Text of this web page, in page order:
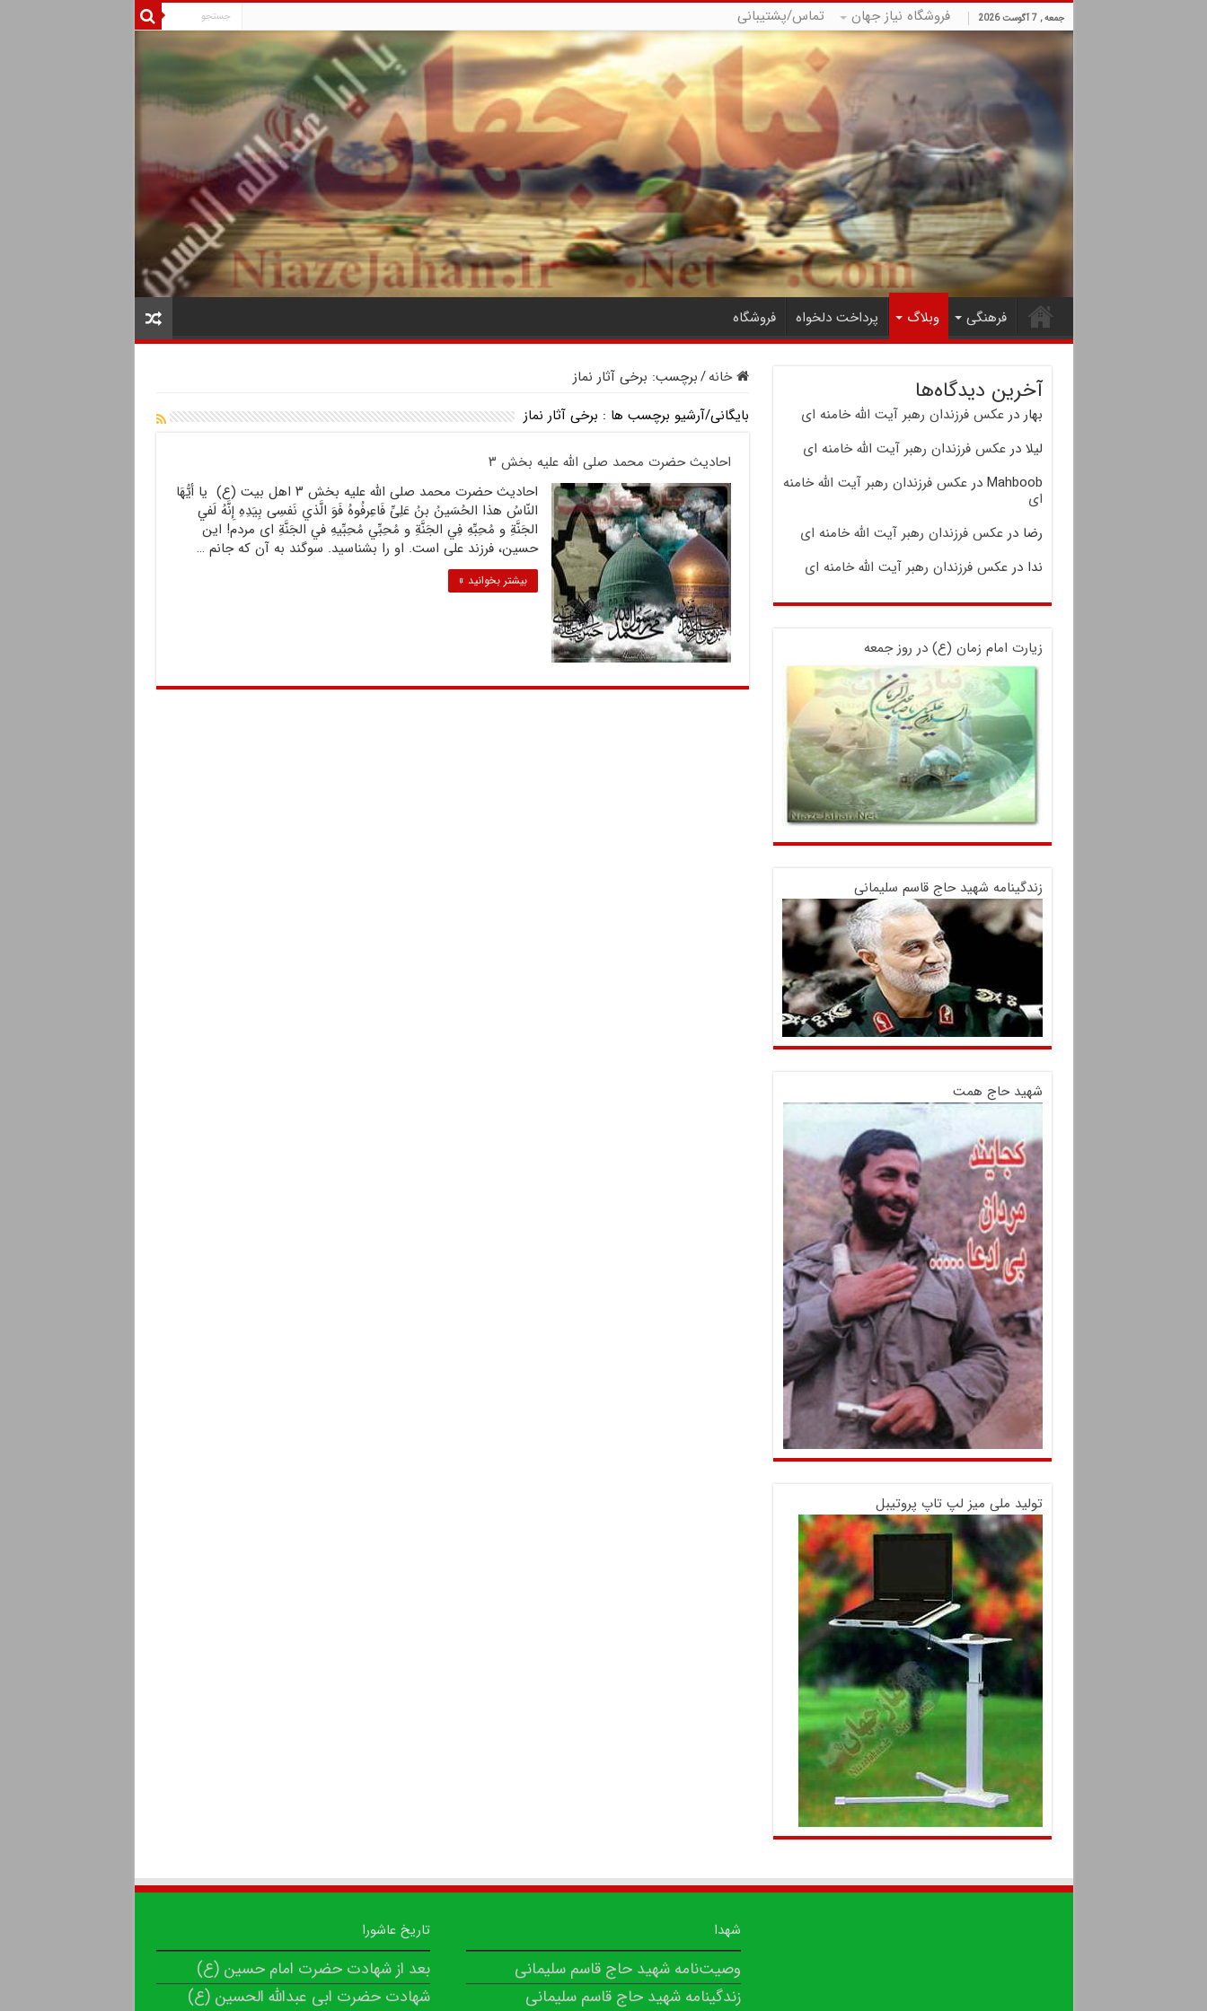
جمعه , 7 آگوست 2026 فروشگاه نیاز جهان تماس/پشتیبانی
فرهنگی وبلاگ پرداخت دلخواه فروشگاه
خانه/برچسب: برخی آثار نماز
بایگانی/آرشیو برچسب ها : برخی آثار نماز
احادیث حضرت محمد صلى الله علیه بخش ۳
احادیث حضرت محمد صلى الله علیه بخش ۳ اهل بیت (ع) يا أيُّهَا
النّاسُ هذا الحُسَينُ بنُ عَلِىِّ فَاعِرفُوهُ فَوَ الَّذي نَفسِى بِيَدِهِ إِنَّهُ لَفي
الجَنَّةِ و مُحِبِّهِ فِي الجَنَّةِ و مُحِبِّي مُحِبِّيهِ في الجَنَّةِ اى مردم! اين
حسين، فرزند على است. او را بشناسيد. سوگند به آن كه جانم …
بیشتر بخوانید »
آخرین دیدگاه‌ها
بهار درعکس فرزندان رهبر آیت الله خامنه ای
لیلا درعکس فرزندان رهبر آیت الله خامنه ای
Mahboob درعکس فرزندان رهبر آیت الله خامنه
ای
رضا درعکس فرزندان رهبر آیت الله خامنه ای
ندا درعکس فرزندان رهبر آیت الله خامنه ای
زیارت امام زمان (ع) در روز جمعه
زندگینامه شهید حاج قاسم سلیمانی
شهید حاج همت
تولید ملی میز لپ تاپ پروتیبل
شهدا
وصیت‌نامه شهید حاج قاسم سلیمانی
زندگینامه شهید حاج قاسم سلیمانی
تاریخ عاشورا
بعد از شهادت حضرت امام حسین (ع)
شهادت حضرت ابی عبدالله الحسین (ع)